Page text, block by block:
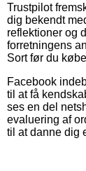
Trustpilot
dig bekendt
reflektioner og
forretningens
Sort før du
Facebook
til at få
ses en del
evaluering af
til at danne dig